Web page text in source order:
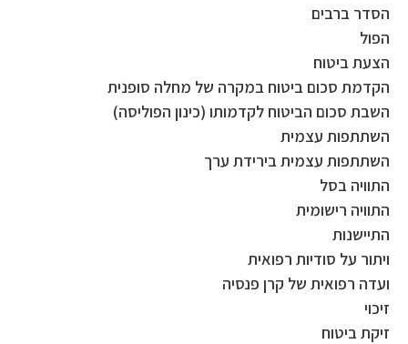
הסדר ברבים
הפול
הצעת ביטוח
הקדמת סכום ביטוח במקרה של מחלה סופנית
השבת סכום הביטוח לקדמותו (כינון הפוליסה)
השתתפות עצמית
השתתפות עצמית בירידת ערך
התוויה בסל
התוויה רישומית
התיישנות
ויתור על סודיות רפואית
ועדה רפואית של קרן פנסיה
זיכוי
זיקת ביטוח